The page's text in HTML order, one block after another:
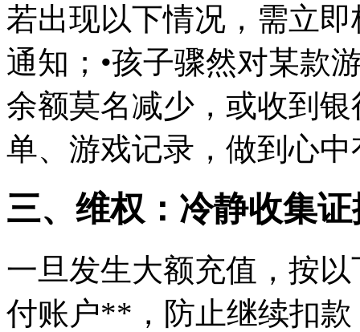
若出现以下情况，需立
通知；•孩子骤然对某款
余额莫名减少，或收到
单、游戏记录，做到心中
三、维权：冷静收集证
一旦发生大额充值，按
付账户**，防止继续扣